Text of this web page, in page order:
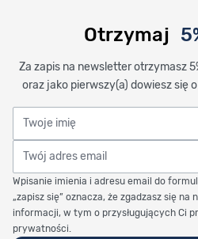
Otrzymaj
Za zapis na newsletter otrzymasz
oraz jako pierwszy(a) dowiesz się
Twoje imię
Twój adres email
Wpisanie imienia i adresu email do
„zapisz się” oznacza, że zgadzasz się na
informacji, w tym o przysługujących Ci
prywatności.